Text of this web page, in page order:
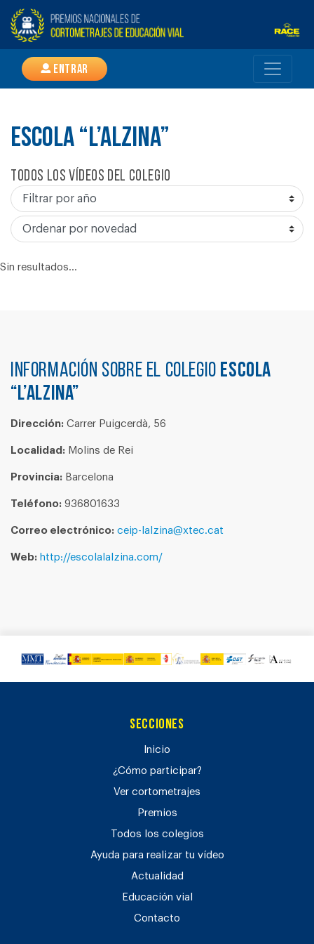
Entrar
ESCOLA “L’ALZINA”
Todos los vídeos del colegio
Sin resultados...
Información sobre el colegio ESCOLA
“L’ALZINA”
Dirección: Carrer Puigcerdà, 56
Localidad: Molins de Rei
Provincia: Barcelona
Teléfono: 936801633
Correo electrónico: ceip-lalzina@xtec.cat
Web: http://escolalalzina.com/
Secciones
Inicio
¿Cómo participar?
Ver cortometrajes
Premios
Todos los colegios
Ayuda para realizar tu vídeo
Actualidad
Educación vial
Contacto